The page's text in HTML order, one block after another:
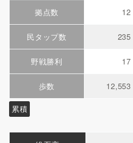
拠点数 12
民タップ数 235
野戦勝利 17
歩数 12,553
累積